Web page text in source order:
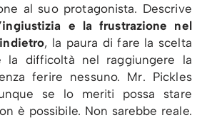
al suo protagonista. Descrive
e la frustrazione nel
, la paura di fare la scelta
la difficoltà nel raggiungere la
ferire nessuno. Mr. Pickles
se lo meriti possa stare
è possibile. Non sarebbe reale.